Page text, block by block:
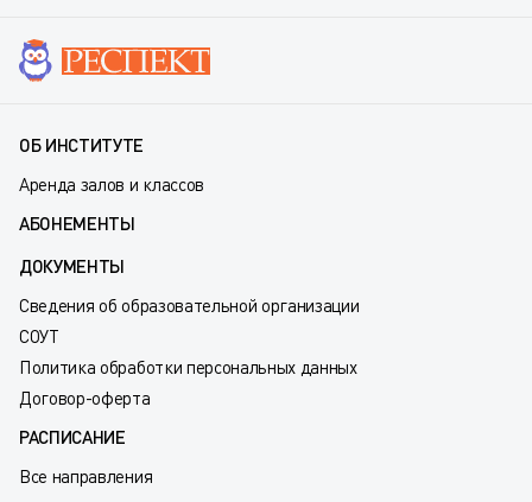
ОБ ИНСТИТУТЕ
Аренда залов и классов
АБОНЕМЕНТЫ
ДОКУМЕНТЫ
Сведения об образовательной организации
СОУТ
Политика обработки персональных данных
Договор-оферта
РАСПИСАНИЕ
Все направления